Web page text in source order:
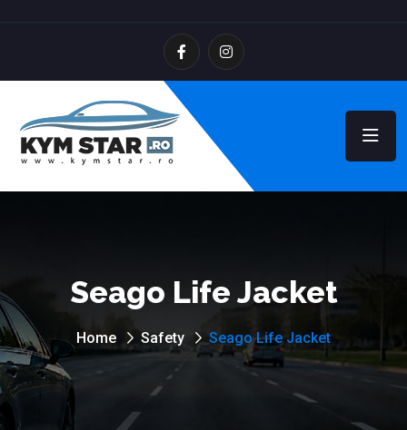
Seago Life Jacket
Home Safety Seago Life Jacket